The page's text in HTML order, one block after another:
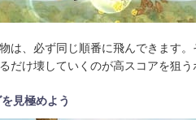
は、必ず同じ順番に飛んできます
だけ壊していくのが高スコアを狙う
見極めよう